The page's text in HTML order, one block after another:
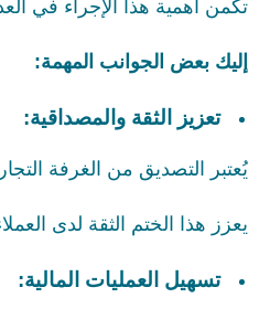
تكمن أهمية هذا الإجراء في
إليك بعض الجوانب المهمة:
تعزيز الثقة والمصداقية:
يُعتبر التصديق من الغرفة
يعزز هذا الختم الثقة لدى
تسهيل العمليات المالية: